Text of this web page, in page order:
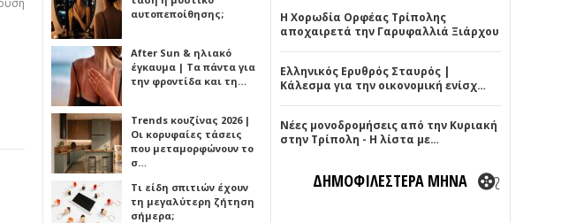
αυτοπεποίθησης;
After Sun & ηλιακό
έγκαυμα | Τα πάντα για
την φροντίδα και τη…
Trends κουζίνας 2026 |
Οι κορυφαίες τάσεις
που μεταμορφώνουν το
σ…
Τι είδη σπιτιών έχουν
τη μεγαλύτερη ζήτηση
σήμερα;
Η Χορωδία Ορφέας Τρίπολης
αποχαιρετά την Γαρυφαλλιά Ξιάρχου
Ελληνικός Ερυθρός Σταυρός |
Κάλεσμα για την οικονομική ενίσχ…
Νέες μονοδρομήσεις από την Κυριακή
στην Τρίπολη - Η λίστα με…
ΔΗΜΟΦΙΛΕΣΤΕΡΑ ΜΗΝΑ